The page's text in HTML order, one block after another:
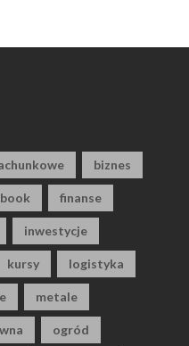
biznes
finanse
inwestycje
kursy logistyka
metale
ogród